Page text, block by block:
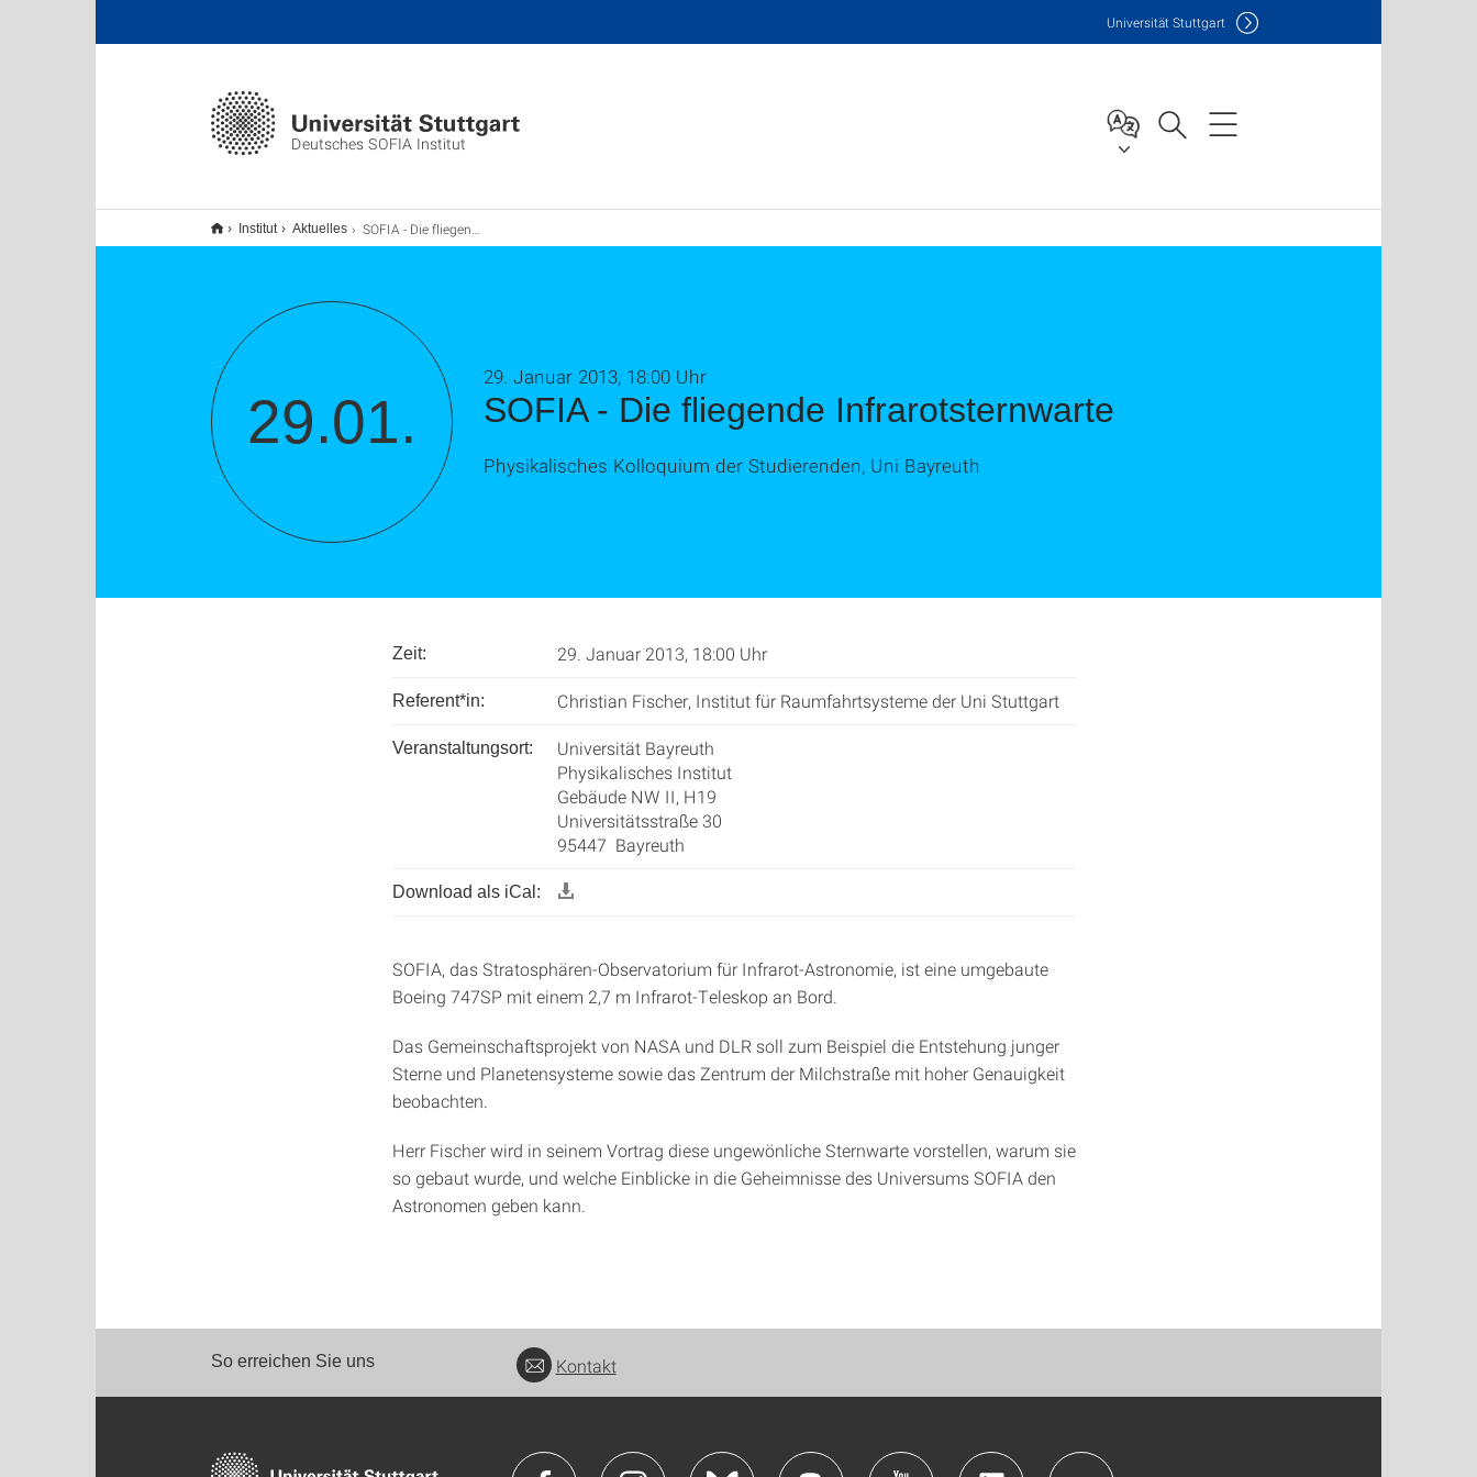
Deutsches SOFIA Institut
Universität Stuttgart
Institut Aktuelles SOFIA - Die fliegende Infrarotsternwarte
29.01. SOFIA - Die fliegende Infrarotsternwarte
29. Januar 2013, 18:00 Uhr
Physikalisches Kolloquium der Studierenden, Uni Bayreuth
Zeit: 29. Januar 2013, 18:00 Uhr
Referent*in: Christian Fischer, Institut für Raumfahrtsysteme der Uni Stuttgart
Veranstaltungsort:
Universität Bayreuth
Physikalisches Institut
Gebäude NW II, H19
Universitätsstraße 30
95447 Bayreuth
Download als iCal:
SOFIA, das Stratosphären-Observatorium für Infrarot-Astronomie, ist eine umgebaute
Boeing 747SP mit einem 2,7 m Infrarot-Teleskop an Bord.
Das Gemeinschaftsprojekt von NASA und DLR soll zum Beispiel die Entstehung junger
Sterne und Planetensysteme sowie das Zentrum der Milchstraße mit hoher Genauigkeit
beobachten.
Herr Fischer wird in seinem Vortrag diese ungewönliche Sternwarte vorstellen, warum sie
so gebaut wurde, und welche Einblicke in die Geheimnisse des Universums SOFIA den
Astronomen geben kann.
So erreichen Sie uns Kontakt